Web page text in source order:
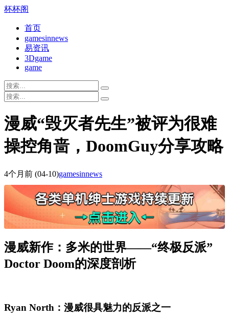
杯杯阁
首页
gamesinnews
易资讯
3Dgame
game
漫威“毁灭者先生”被评为很难
操控角啬，DoomGuy分享攻略
4个月前 (04-10)gamesinnews
漫威新作：多米的世界——“终极反派”
Doctor Doom的深度剖析
Ryan North：漫威很具魅力的反派之一